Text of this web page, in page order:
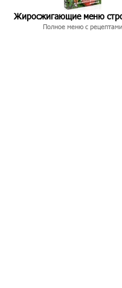
Жиросжигающие меню
Полное меню с рецептами